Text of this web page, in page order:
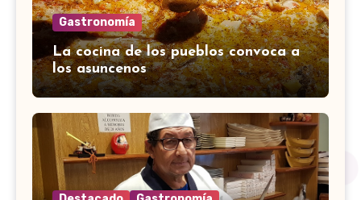
Gastronomía
La cocina de los pueblos convoca a
los asuncenos